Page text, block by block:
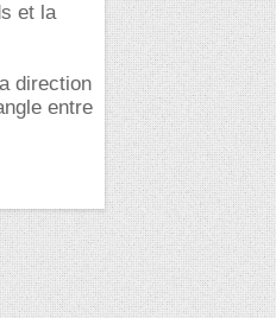
et la
direction
entre